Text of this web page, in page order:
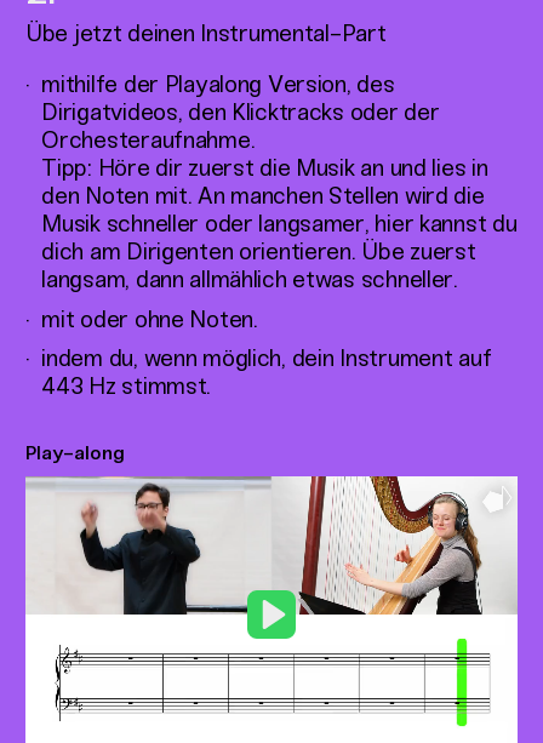
Übe jetzt deinen Instrumental-Part
mithilfe der Playalong Version, des
Dirigatvideos, den Klicktracks oder der
Orchesteraufnahme.
Tipp: Höre dir zuerst die Musik an und lies in
den Noten mit. An manchen Stellen wird die
Musik schneller oder langsamer, hier kannst du
dich am Dirigenten orientieren. Übe zuerst
langsam, dann allmählich etwas schneller.
mit oder ohne Noten.
indem du, wenn möglich, dein Instrument auf
443 Hz stimmst.
Play-along
Play